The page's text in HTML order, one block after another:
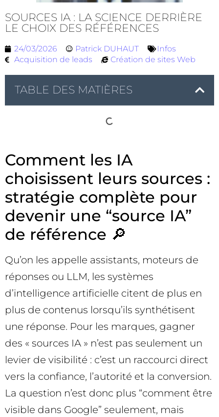
SOURCES IA : LA SCIENCE DERRIÈRE
LE CHOIX DES RÉFÉRENCES
24/03/2026 Patrick DUHAUT
Infos
Acquisition de leads
Création de sites Web
TABLE DES MATIÈRES
Comment les IA
choisissent leurs sources :
stratégie complète pour
devenir une “source IA”
de référence 🔎
Qu’on les appelle assistants, moteurs de
réponses ou LLM, les systèmes
d’intelligence artificielle citent de plus en
plus de contenus lorsqu’ils synthétisent
une réponse. Pour les marques, gagner
des « sources IA » n’est pas seulement un
levier de visibilité : c’est un raccourci direct
vers la confiance, l’autorité et la conversion.
La question n’est donc plus “comment être
visible dans Google” seulement, mais